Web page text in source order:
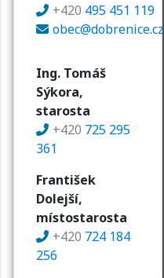
+420 495 451 119
obec@dobrenice.cz
Ing. Tomáš
Sýkora,
starosta
+420 725 295
361
František
Dolejší,
místostarosta
+420 724 184
256